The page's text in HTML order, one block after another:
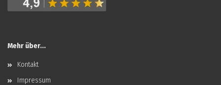
Mehr über...
Kontakt
Impressum